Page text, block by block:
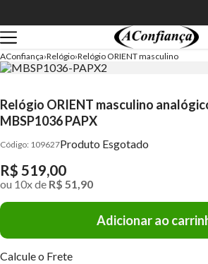
AConfiança Relógio Relógio ORIENT masculino
Relógio ORIENT masculino
MBSP1036 PAPX
109627Produto Esgotado
R$ 519,00
ou 10xde R$ 51,90
Adicionar ao
Calcule o Frete